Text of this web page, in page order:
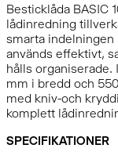
Besticklåda BASIC
lådinredning
smarta indelningen
används effektivt,
hålls organiserade.
mm i bredd och
med kniv-och
komplett
SPECIFIKATIONER